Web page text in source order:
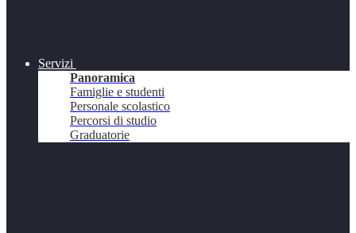
Servizi
Panoramica
Famiglie e studenti
Personale scolastico
Percorsi di studio
Graduatorie